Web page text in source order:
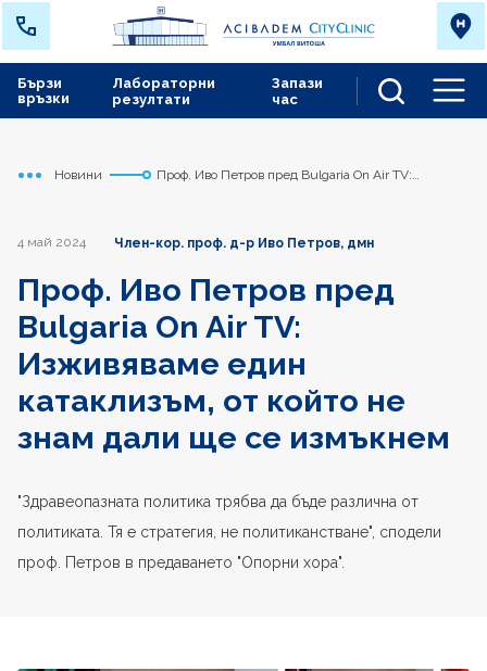
Лабораторни
резултати
Запази
час
Бързи
връзки
Начало
Сърдечно съдов център
Новини
Проф. Иво Петров пред Bulgaria On Air TV:
4 май 2024 Член-кор. проф. д-р Иво Петров, дмн
Проф. Иво Петров пред
Bulgaria On Air TV:
Изживяваме един
катаклизъм, от който не
знам дали ще се измъкнем
"Здравеопазната политика трябва да бъде различна от
политиката. Тя е стратегия, не политиканстване", сподели
проф. Петров в предаването "Опорни хора".